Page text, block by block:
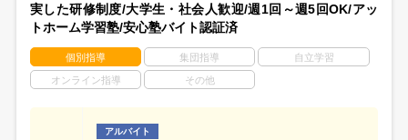
実した研修制度/大学生・社会人歓迎/週1回～週5回OK/アッ
トホーム学習塾/安心塾バイト認証済
個別指導 集団指導 自立学習
オンライン指導 その他
アルバイト